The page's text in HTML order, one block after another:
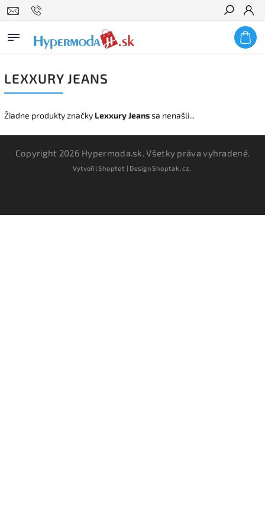
Hľadať
LEXXURY JEANS
Žiadne produkty značky Lexxury Jeanssa nenašli...
Copyright 2026 Hypermoda.sk. Všetky práva vyhradené.
VytvořilShoptet | DesignShoptak.cz.